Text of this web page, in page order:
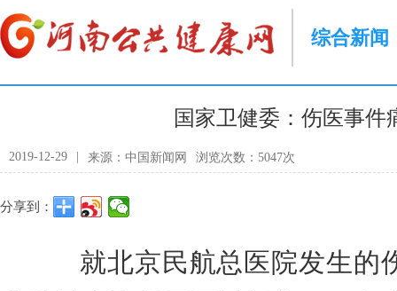
综合新闻
国家卫健委：伤医事件
2019-12-29 来源：中国新闻网 浏览次数：5047次
分享到：
就北京民航总医院发生的